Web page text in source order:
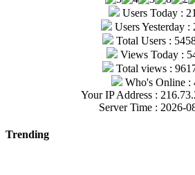
Users Today :
Users Yesterday :
Total Users :
Views Today :
Total views :
Who's Online :
Your IP Address :
Server Time : 2026-
Trending